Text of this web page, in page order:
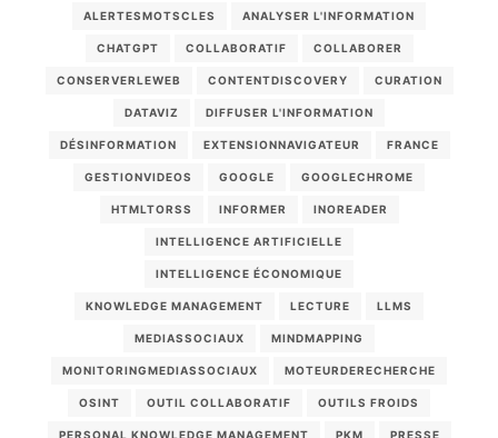
ALERTESMOTSCLES ANALYSER L'INFORMATION
CHATGPT COLLABORATIF COLLABORER
CONSERVERLEWEB CONTENTDISCOVERY CURATION
DATAVIZ DIFFUSER L'INFORMATION
DÉSINFORMATION EXTENSIONNAVIGATEUR FRANCE
GESTIONVIDEOS GOOGLE GOOGLECHROME
HTMLTORSS INFORMER INOREADER
INTELLIGENCE ARTIFICIELLE
INTELLIGENCE ÉCONOMIQUE
KNOWLEDGE MANAGEMENT LECTURE LLMS
MEDIASSOCIAUX MINDMAPPING
MONITORINGMEDIASSOCIAUX MOTEURDERECHERCHE
OSINT OUTIL COLLABORATIF OUTILS FROIDS
PERSONAL KNOWLEDGE MANAGEMENT PKM PRESSE